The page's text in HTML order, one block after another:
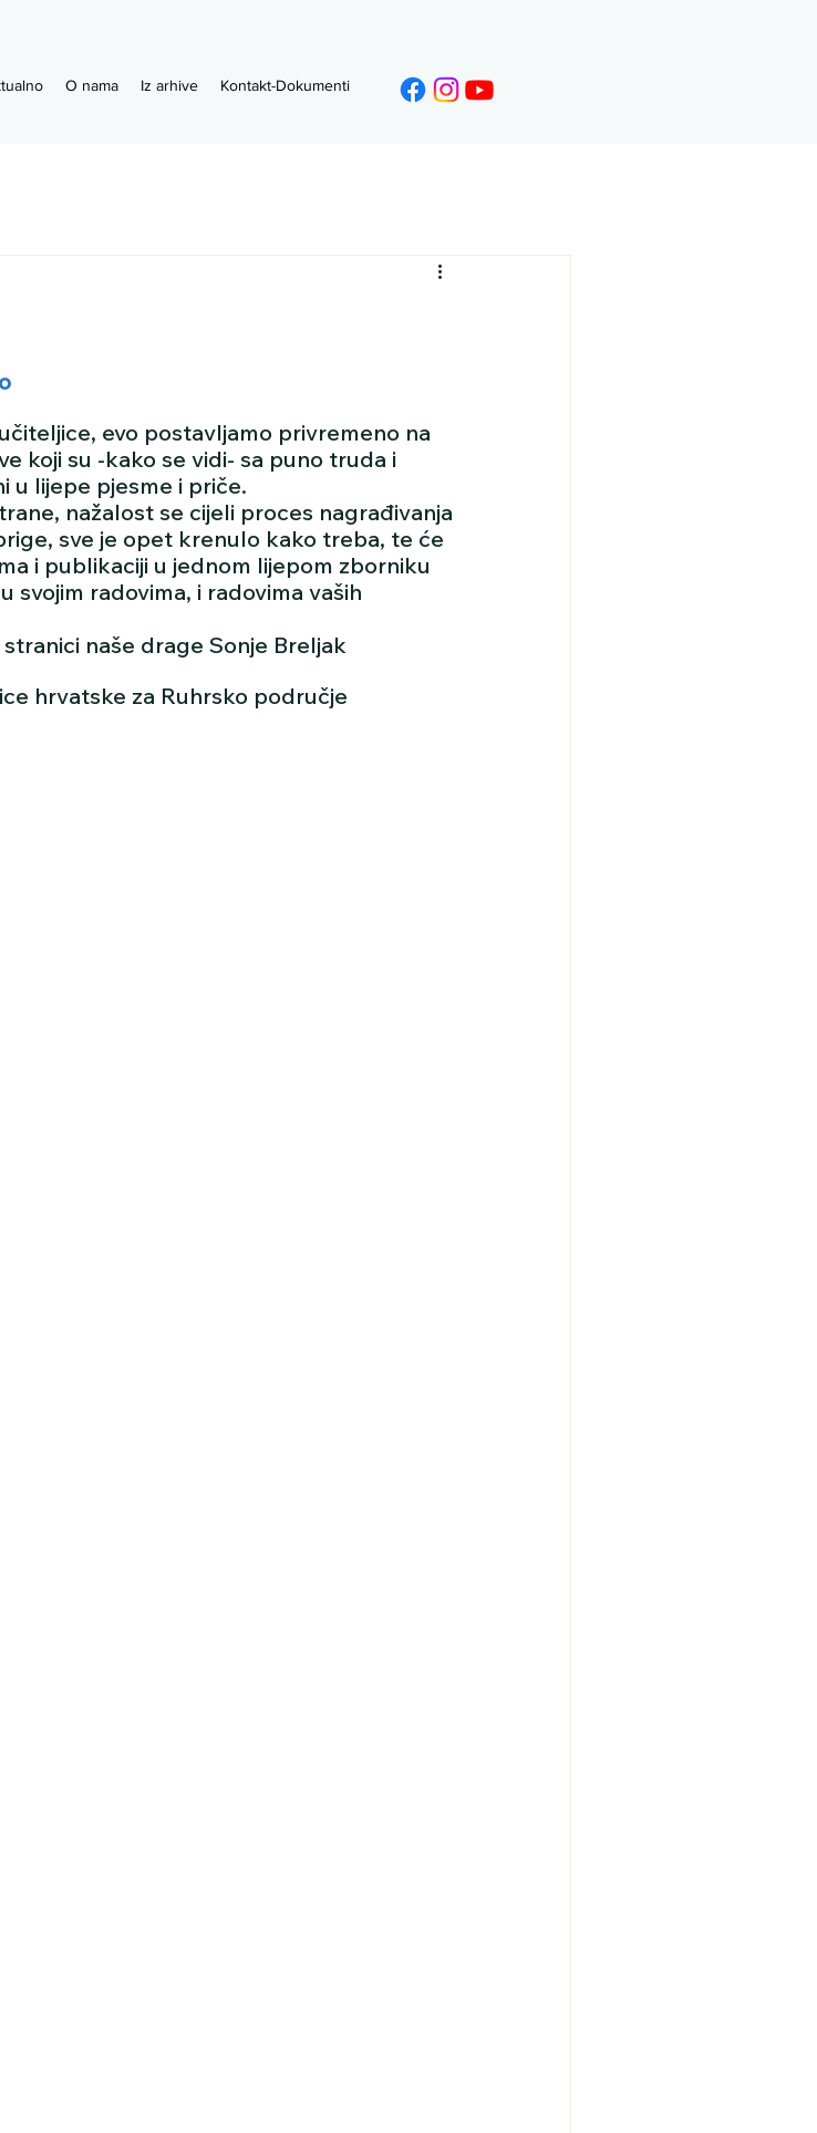
O nama Iz arhive Kontakt-Dokumenti
evo postavljamo privremeno na
koji su -kako se vidi- sa puno truda i
u lijepe pjesme i priče.
nažalost se cijeli proces nagrađivanja
sve je opet krenulo kako treba, te će
i publikaciji u jednom lijepom zborniku
svojim radovima, i radovima vaših
naše drage Sonje Breljak
hrvatske za Ruhrsko područje